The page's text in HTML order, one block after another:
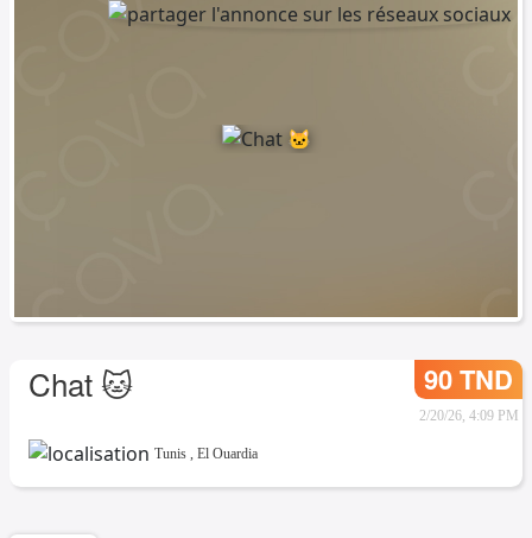
Chat 🐱 90 TND
2/20/26, 4:09 PM
Tunis , El Ouardia